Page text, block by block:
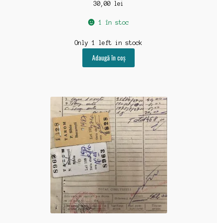
30,00 lei
1 în stoc
Only 1 left in stock
Adaugă în coș